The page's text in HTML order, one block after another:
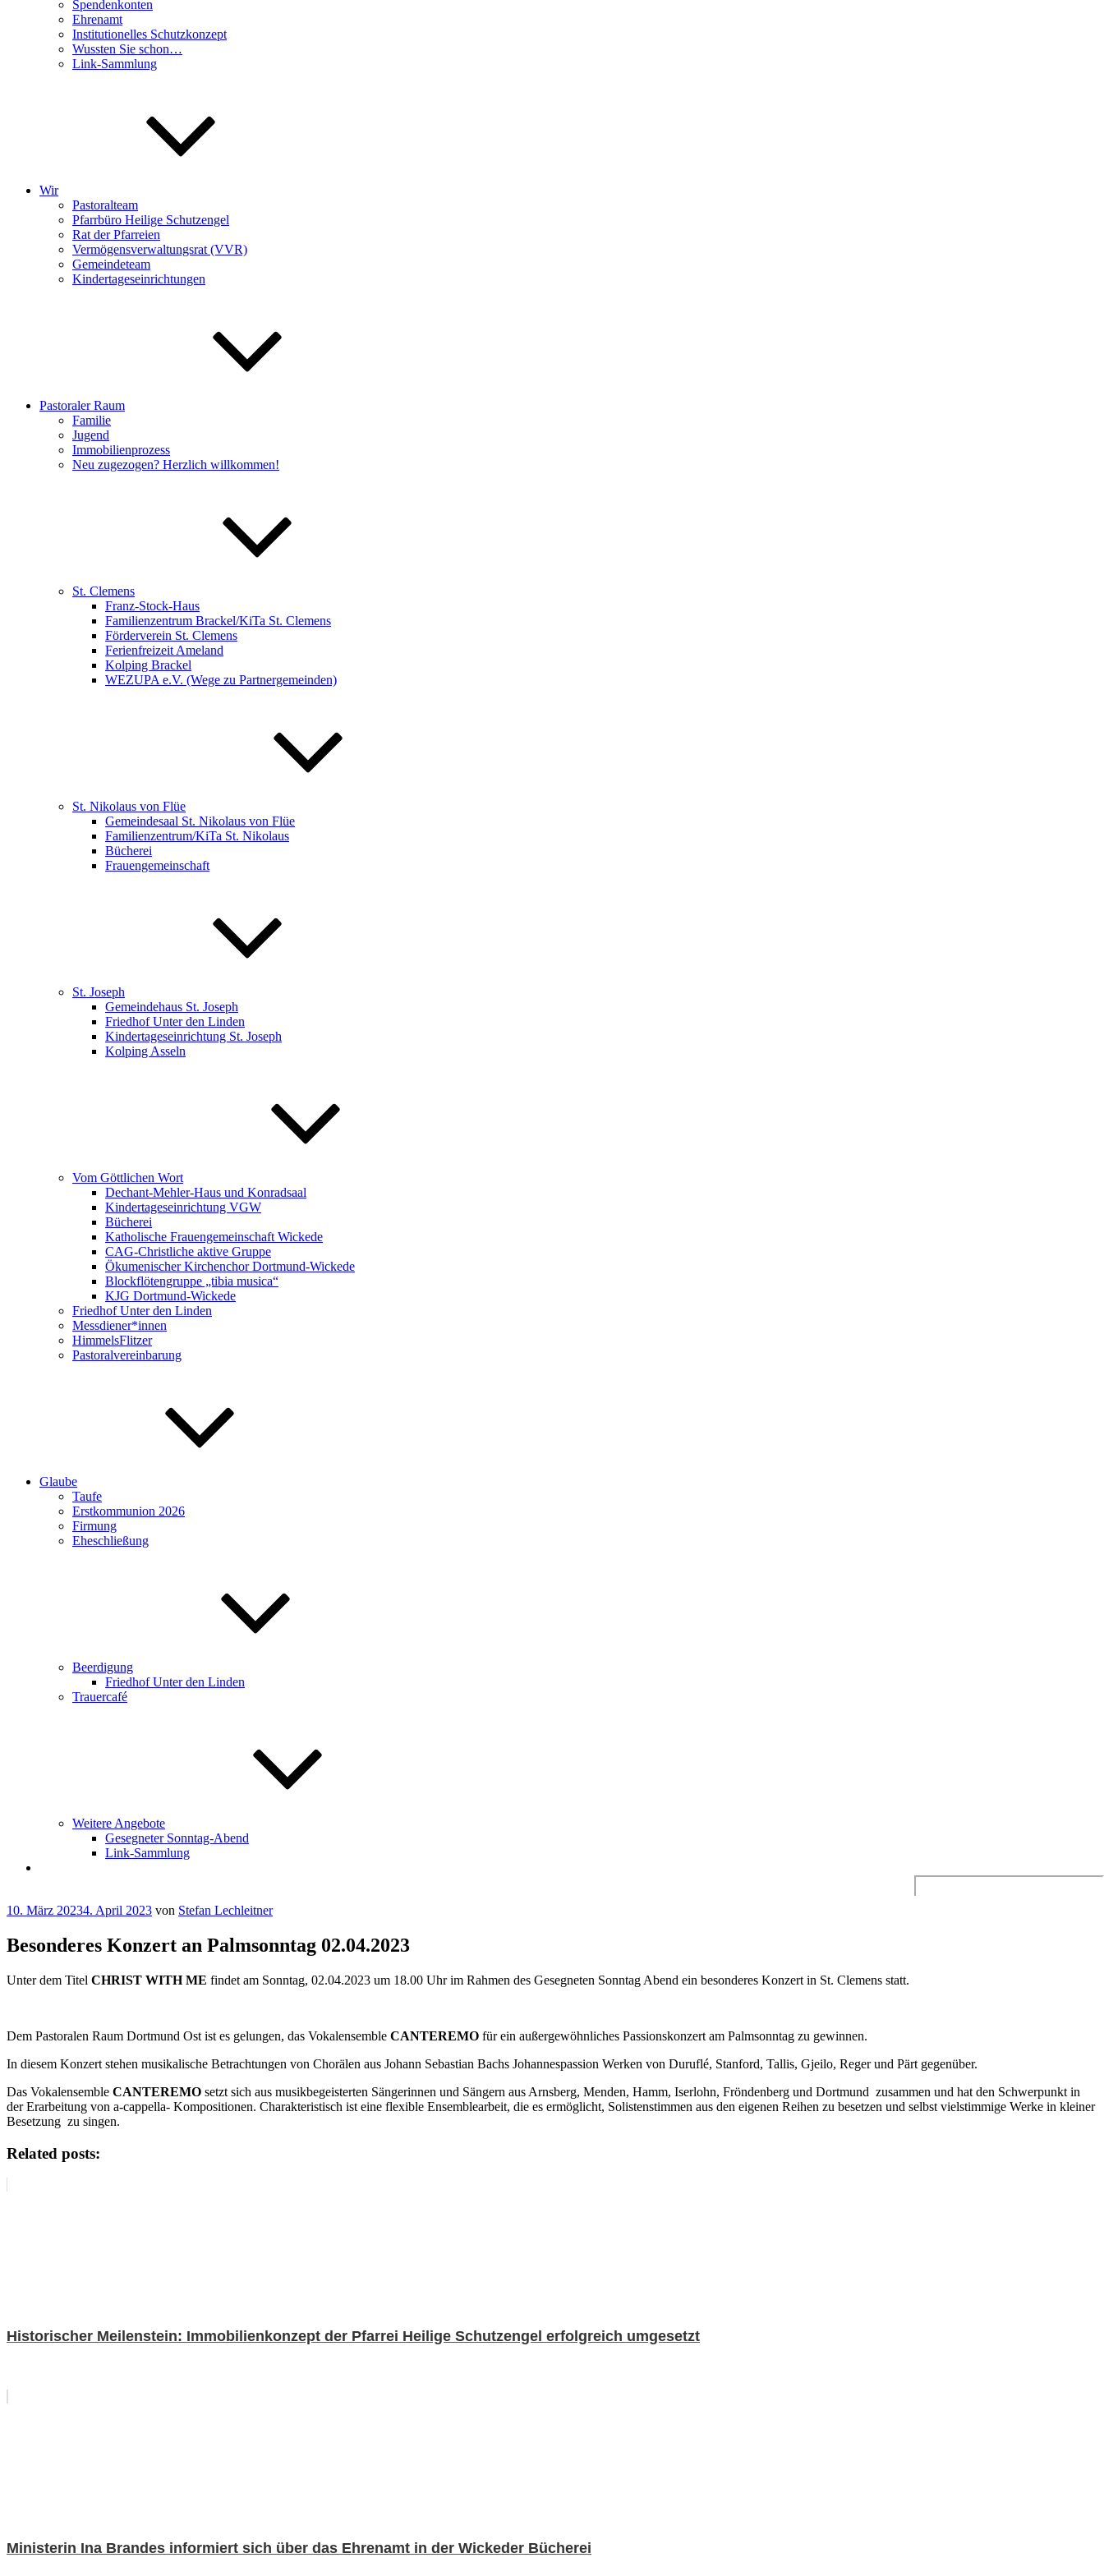
Spendenkonten
Ehrenamt
Institutionelles Schutzkonzept
Wussten Sie schon…
Link-Sammlung
Wir
Pastoralteam
Pfarrbüro Heilige Schutzengel
Rat der Pfarreien
Vermögensverwaltungsrat (VVR)
Gemeindeteam
Kindertageseinrichtungen
Pastoraler Raum
Familie
Jugend
Immobilienprozess
Neu zugezogen? Herzlich willkommen!
St. Clemens
Franz-Stock-Haus
Familienzentrum Brackel/KiTa St. Clemens
Förderverein St. Clemens
Ferienfreizeit Ameland
Kolping Brackel
WEZUPA e.V. (Wege zu Partnergemeinden)
St. Nikolaus von Flüe
Gemeindesaal St. Nikolaus von Flüe
Familienzentrum/KiTa St. Nikolaus
Bücherei
Frauengemeinschaft
St. Joseph
Gemeindehaus St. Joseph
Friedhof Unter den Linden
Kindertageseinrichtung St. Joseph
Kolping Asseln
Vom Göttlichen Wort
Dechant-Mehler-Haus und Konradsaal
Kindertageseinrichtung VGW
Bücherei
Katholische Frauengemeinschaft Wickede
CAG-Christliche aktive Gruppe
Ökumenischer Kirchenchor Dortmund-Wickede
Blockflötengruppe „tibia musica“
KJG Dortmund-Wickede
Friedhof Unter den Linden
Messdiener*innen
HimmelsFlitzer
Pastoralvereinbarung
Glaube
Taufe
Erstkommunion 2026
Firmung
Eheschließung
Beerdigung
Friedhof Unter den Linden
Trauercafé
Weitere Angebote
Gesegneter Sonntag-Abend
Link-Sammlung
Search
for:
Veröffentlicht
10. März 20234. April 2023 von Stefan Lechleitner
Besonderes Konzert an Palmsonntag 02.04.2023
Unter dem Titel CHRIST WITH ME findet am Sonntag, 02.04.2023 um 18.00 Uhr im Rahmen des Gesegneten Sonntag Abend ein besonderes Konzert in St. Clemens statt.
Dem Pastoralen Raum Dortmund Ost ist es gelungen, das Vokalensemble CANTEREMO für ein außergewöhnliches Passionskonzert am Palmsonntag zu gewinnen.
In diesem Konzert stehen musikalische Betrachtungen von Chorälen aus Johann Sebastian Bachs Johannespassion Werken von Duruflé, Stanford, Tallis, Gjeilo, Reger und Pärt gegenüber.
Das Vokalensemble CANTEREMO setzt sich aus musikbegeisterten Sängerinnen und Sängern aus Arnsberg, Menden, Hamm, Iserlohn, Fröndenberg und Dortmund zusammen und hat den Schwerpunkt in
der Erarbeitung von a-cappella- Kompositionen. Charakteristisch ist eine flexible Ensemblearbeit, die es ermöglicht, Solistenstimmen aus den eigenen Reihen zu besetzen und selbst vielstimmige Werke in kleiner
Besetzung zu singen.
Related posts:
Historischer Meilenstein: Immobilienkonzept der Pfarrei Heilige Schutzengel erfolgreich umgesetzt
Ministerin Ina Brandes informiert sich über das Ehrenamt in der Wickeder Bücherei